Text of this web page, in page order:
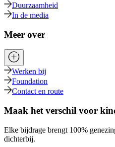
Duurzaamheid
In de media
Meer over
Werken bij
Foundation
Contact en route
Maak het verschil voor
Elke bijdrage brengt 100%
dichterbij.